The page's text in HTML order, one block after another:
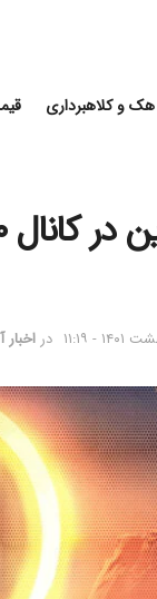
هک و کلاهبرداری
در اخبار